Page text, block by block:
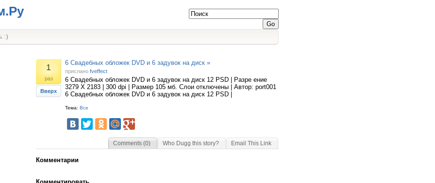
:)
1
раз
Вверх
6 Свадебных обложек DVD и 6 задувок на диск »
прислано fveffect
6 Свадебных обложек DVD и 6 задувок на диск 12 PSD | Разре ение
3279 Х 2183 | 300 dpi | Размер 105 мб. Слои отключены | Автор: port001
6 Свадебных обложек DVD и 6 задувок на диск 12 PSD |
Тема: Все
Comments (0) Who Dugg this story? Email This Link
Комментарии